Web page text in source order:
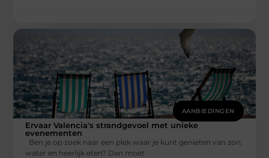
AANBIEDINGEN
Ervaar Valencia's strandgevoel met unieke
evenementen
Ben je op zoek naar een plek waar je kunt genieten van zon,
water en heerlijk eten? Dan moet